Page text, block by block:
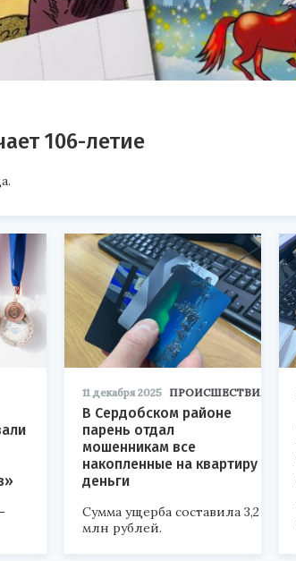
106-летие
11 декабря 2025 ПРОИСШЕСТВИЯ
В Сердобском районе
парень отдал
мошенникам все
накопленные на квартиру
деньги
Сумма ущерба составила 3,2
млн рублей.